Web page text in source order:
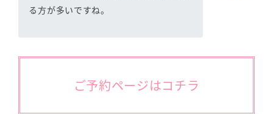
る方が多いですね。
ご予約ページはコチラ